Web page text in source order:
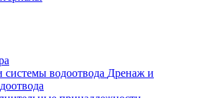
Дренаж и